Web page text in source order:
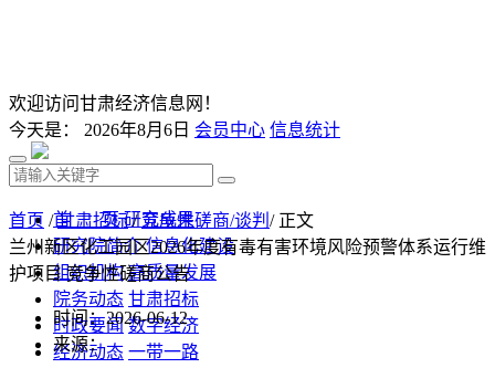
欢迎访问甘肃经济信息网！
今天是： 2026年8月6日 会员中心 信息统计
首 页 研究成果
研究院简介 信息化建设
组织机构 高质量发展
院务动态 甘肃招标
时政要闻 数字经济
经济动态 一带一路
首页 /甘肃招标/竞争性磋商/谈判 / 正文
兰州新区化工园区2026年度有毒有害环境风险预警体系运行维
护项目 竞争性磋商公告
时间：2026-06-12
来源：